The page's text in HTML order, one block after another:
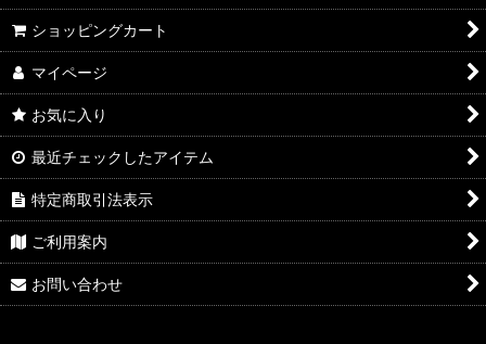
ショッピングカート
マイページ
お気に入り
最近チェックしたアイテム
特定商取引法表示
ご利用案内
お問い合わせ